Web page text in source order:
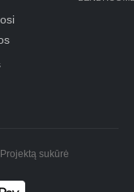
. Projektą sukūrė